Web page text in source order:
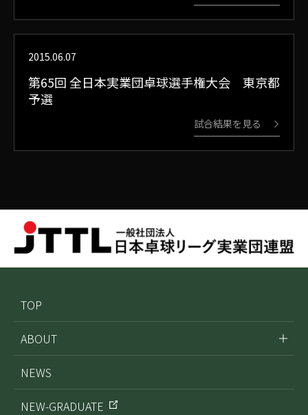
2015.06.07
第65回 全日本実業団卓球選手権大会 東京都
予選
試合結果を見る
TOP
ABOUT
NEWS
NEW-GRADUATE